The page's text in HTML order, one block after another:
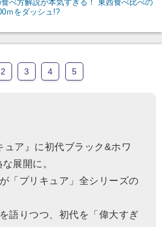
食べ方解説が本気すぎる！ 東西食べ比べの
ｍをダッシュ!?
2 3 4 5
ュア』に初代ブラック&ホワ
展開に。
「プリキュア」全シリーズの
語りつつ、初代を「偉大すぎ